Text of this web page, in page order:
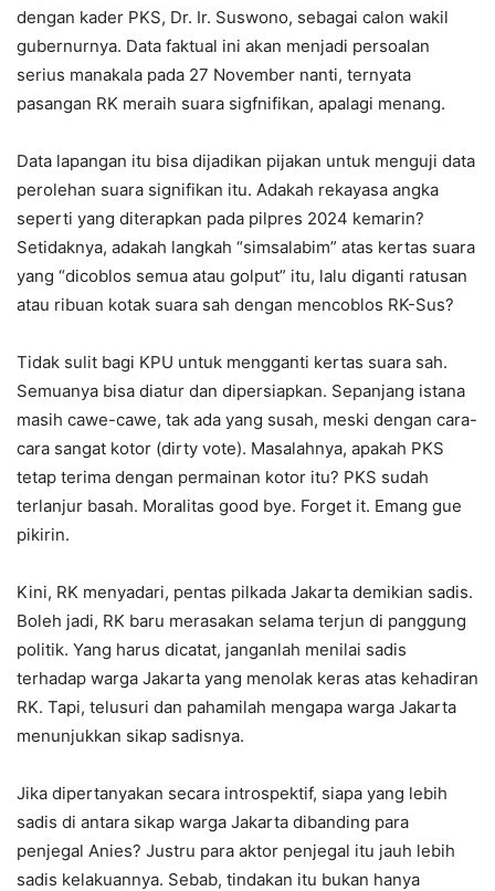
dengan kader PKS, Dr. Ir. Suswono, sebagai calon wakil
gubernurnya. Data faktual ini akan menjadi persoalan
serius manakala pada 27 November nanti, ternyata
pasangan RK meraih suara sigfnifikan, apalagi menang.
Data lapangan itu bisa dijadikan pijakan untuk menguji data
perolehan suara signifikan itu. Adakah rekayasa angka
seperti yang diterapkan pada pilpres 2024 kemarin?
Setidaknya, adakah langkah “simsalabim” atas kertas suara
yang “dicoblos semua atau golput” itu, lalu diganti ratusan
atau ribuan kotak suara sah dengan mencoblos RK-Sus?
Tidak sulit bagi KPU untuk mengganti kertas suara sah.
Semuanya bisa diatur dan dipersiapkan. Sepanjang istana
masih cawe-cawe, tak ada yang susah, meski dengan cara-
cara sangat kotor (dirty vote). Masalahnya, apakah PKS
tetap terima dengan permainan kotor itu? PKS sudah
terlanjur basah. Moralitas good bye. Forget it. Emang gue
pikirin.
Kini, RK menyadari, pentas pilkada Jakarta demikian sadis.
Boleh jadi, RK baru merasakan selama terjun di panggung
politik. Yang harus dicatat, janganlah menilai sadis
terhadap warga Jakarta yang menolak keras atas kehadiran
RK. Tapi, telusuri dan pahamilah mengapa warga Jakarta
menunjukkan sikap sadisnya.
Jika dipertanyakan secara introspektif, siapa yang lebih
sadis di antara sikap warga Jakarta dibanding para
penjegal Anies? Justru para aktor penjegal itu jauh lebih
sadis kelakuannya. Sebab, tindakan itu bukan hanya